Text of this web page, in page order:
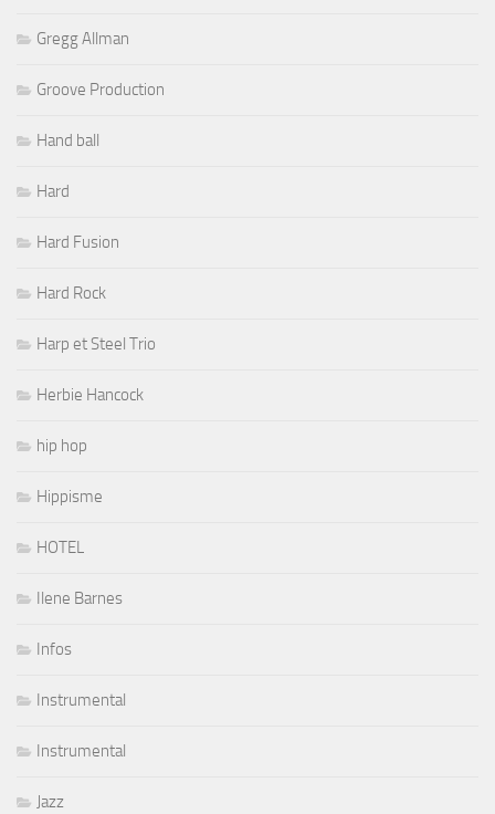
Gregg Allman
Groove Production
Hand ball
Hard
Hard Fusion
Hard Rock
Harp et Steel Trio
Herbie Hancock
hip hop
Hippisme
HOTEL
Ilene Barnes
Infos
Instrumental
Instrumental
Jazz